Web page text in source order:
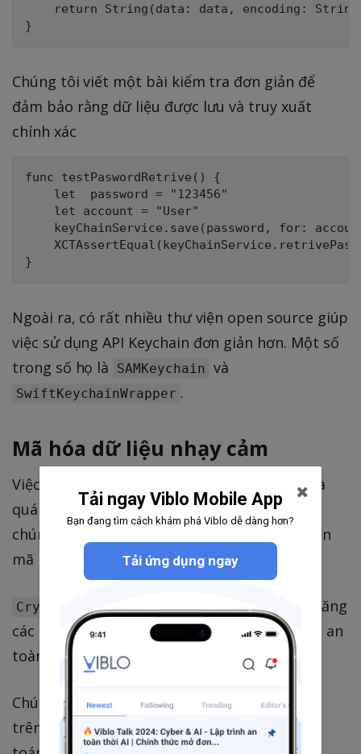
return String(data: data, encoding:
Chúng tôi viết một bài kiểm tra đơn giản để
đảm bảo rằng dữ liệu được lưu và truy xuất
chính xác
func testPaswordRetrive() {
    let  password = "123456"
    let account = "User"
keyChainService.save(password, for:
Ngoài ra, có rất nhiều thư viện open source giúp
việc sử dụng API Keychain đơn giản hơn. Một số
trong số họ là
SAMKeychain và
SwiftKeychainWrapper .
Mã hóa dữ liệu nhạy cảm
Việc tự thực hiện hash có thể rất phức tạp và
quá mức cần thiết, vì vậy trong bài viết này,
chúng tôi sẽ sử dụng sự trợ giúp của Thư viện
mã hóa mã nguồn mở CryptoSwift
CryptoSwift là một bộ sưu tập ngày càng tăng
các thuật toán mã hóa tiêu chuẩn và vô cùng an
toàn được triển khai trong Swift.
Chúng ta hãy cố gắng lưu và lấy lại mật khẩu
trên
keychain bằng cách sử dụng các thuật
Tải ngay Viblo Mobile App
Bạn đang tìm cách khám phá Viblo dễ dàng hơn?
Tải ứng dụng ngay